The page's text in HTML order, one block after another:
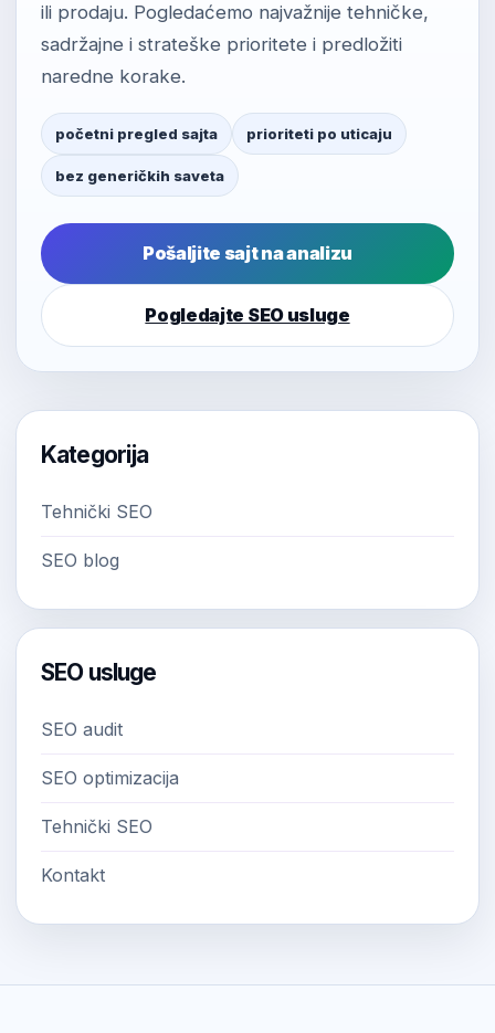
ili prodaju. Pogledaćemo najvažnije tehničke,
sadržajne i strateške prioritete i predložiti
naredne korake.
početni pregled sajta prioriteti po uticaju
bez generičkih saveta
Pošaljite sajt na analizu
Pogledajte SEO usluge
Kategorija
Tehnički SEO
SEO blog
SEO usluge
SEO audit
SEO optimizacija
Tehnički SEO
Kontakt